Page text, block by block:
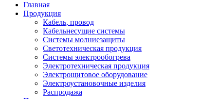
Главная
Продукция
Кабель, провод
Кабельнесущие системы
Системы молниезащиты
Светотехническая продукция
Системы электрообогрева
Электротехническая продукция
Электрощитовое оборудование
Электроустановочные изделия
Распродажа